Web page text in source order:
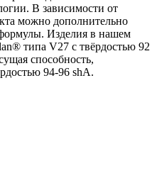
В зависимости от
можно дополнительно
Изделия в нашем
типа V27 с твёрдостью 92
способность,
94-96 shA.